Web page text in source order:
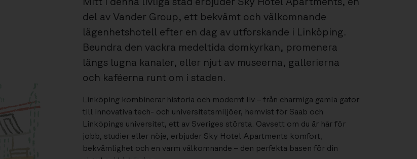
del av Vander Group, ett bekvämt och välkomnande
lägenhetshotell efter en dag av utforskande i Linköping.
Beundra den vackra medeltida domkyrkan, promenera
längs lugna kanaler, eller njut av museerna, gallerierna
och kaféerna runt om i staden.
Linköping kombinerar historia och modernt liv – från charmiga gamla gator
till innovativa tech- och universitetsmiljöer, hemvist för Saab och
Linköpings universitet, ett av Sveriges största. Oavsett om du är här för
jobb, studier eller nöje, erbjuder Sky Hotel Apartments komfort,
bekvämlighet och en varm välkomnande – den perfekta basen för din